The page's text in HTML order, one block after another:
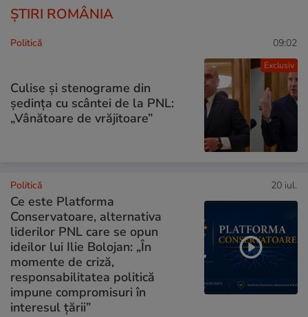
ȘTIRI ROMÂNIA
Exclusiv
Politică 09:02
Culise și stenograme din
ședința cu scântei de la PNL:
„Vânătoare de vrăjitoare”
Politică 20 iul.
Ce este Platforma
Conservatoare, alternativa
liderilor PNL care se opun
ideilor lui Ilie Bolojan: „În
momente de criză,
responsabilitatea politică
impune compromisuri în
interesul țării”